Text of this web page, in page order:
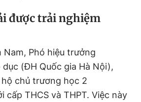
được trải nghiệm
Nam, Phó hiệu trưởng
(ĐH Quốc gia Hà Nội),
chủ trương học 2
cấp THCS và THPT. Việc này